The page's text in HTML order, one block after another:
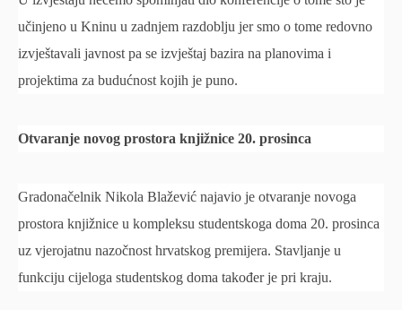
učinjeno u Kninu u zadnjem razdoblju jer smo o tome redovno
izvještavali javnost pa se izvještaj bazira na planovima i
projektima za budućnost kojih je puno.
Otvaranje novog prostora knjižnice 20. prosinca
Gradonačelnik Nikola Blažević najavio je otvaranje novoga
prostora knjižnice u kompleksu studentskoga doma 20. prosinca
uz vjerojatnu nazočnost hrvatskog premijera. Stavljanje u
funkciju cijeloga studentskog doma također je pri kraju.